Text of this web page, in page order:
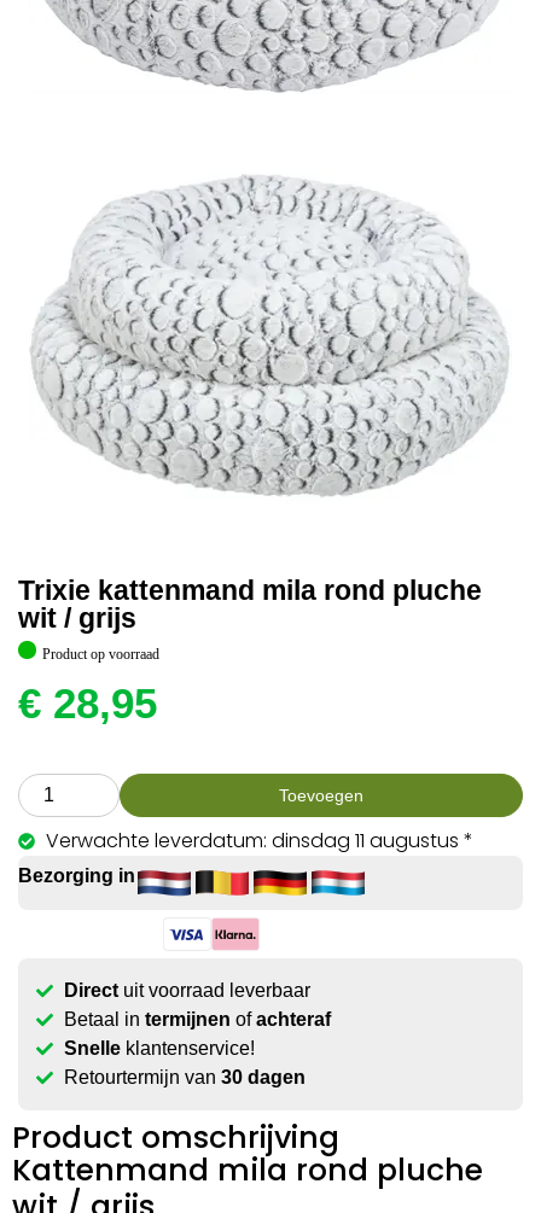
Trixie kattenmand mila rond pluche
wit / grijs
Product op voorraad
€ 28,95
Toevoegen
Verwachte leverdatum: dinsdag 11 augustus *
Bezorging in
Directuit voorraad leverbaar
Betaal in termijnen ofachteraf
Snelleklantenservice!
Retourtermijn van 30 dagen
Product omschrijving
Kattenmand mila rond pluche